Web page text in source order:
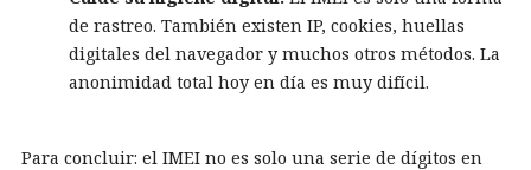
de rastreo. También existen IP, cookies, huellas
digitales del navegador y muchos otros métodos. La
anonimidad total hoy en día es muy difícil.
Para concluir: el IMEI no es solo una serie de dígitos en